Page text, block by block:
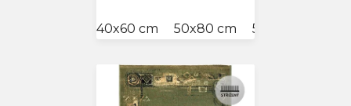
40x60 cm 50x80 cm 57x120 cm